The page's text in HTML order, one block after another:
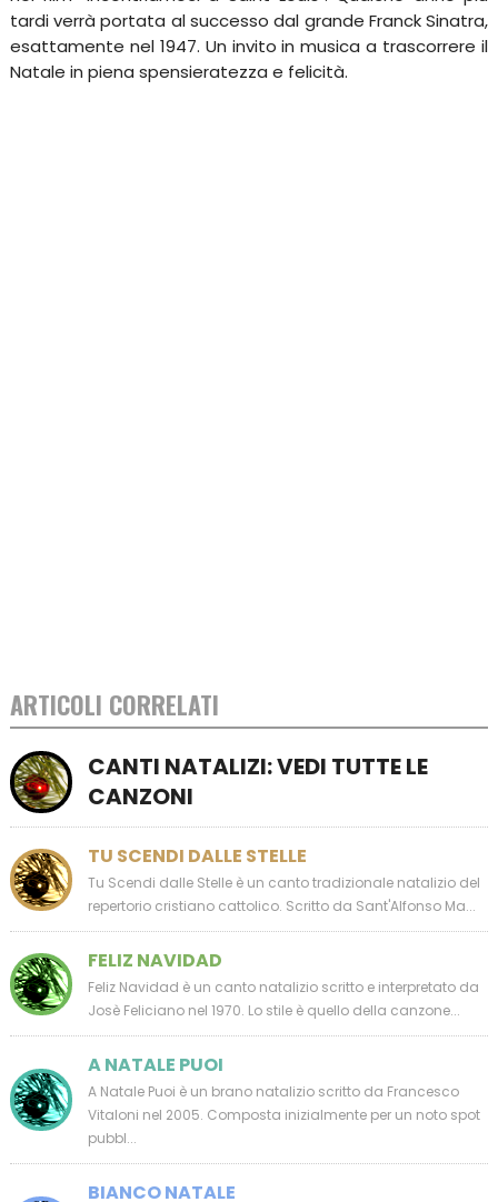
tardi verrà portata al successo dal grande Franck Sinatra,
esattamente nel 1947. Un invito in musica a trascorrere il
Natale in piena spensieratezza e felicità.
ARTICOLI CORRELATI
CANTI NATALIZI: VEDI TUTTE LE
CANZONI
TU SCENDI DALLE STELLE
Tu Scendi dalle Stelle è un canto tradizionale natalizio del
repertorio cristiano cattolico. Scritto da Sant'Alfonso Ma...
FELIZ NAVIDAD
Feliz Navidad è un canto natalizio scritto e interpretato da
Josè Feliciano nel 1970. Lo stile è quello della canzone...
A NATALE PUOI
A Natale Puoi è un brano natalizio scritto da Francesco
Vitaloni nel 2005. Composta inizialmente per un noto spot
pubbl...
BIANCO NATALE